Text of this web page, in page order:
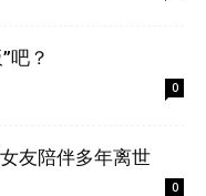
吧？
0
友陪伴多年离世
0